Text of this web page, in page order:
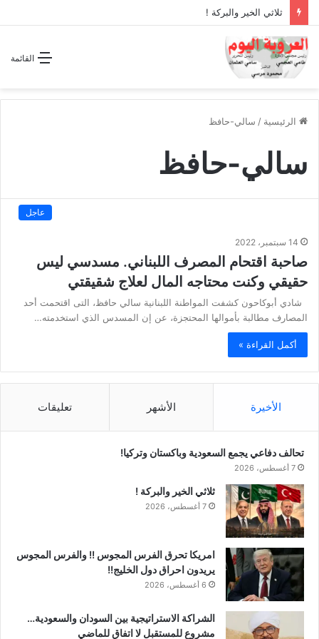
ثلاثي الخير والبركة !
القائمة
الرئيسية / سالي-حافظ
سالي-حافظ
عاجل
14 سبتمبر، 2022
صاحبة اقتحام المصرف اللبناني. مسدسي ليس
حقيقي وكنت محتاجه المال لعلاج شقيقتي
شادي أبوكاحون كشفت المواطنة اللبنانية سالي حافظ، التى اقتحمت أحد
المصارف مطالبة بأموالها المحتجزة، عن إن المسدس الذي استخدمته…
أكمل القراءة »
الأخيرة الأشهر تعليقات
تحالف دفاعي يجمع السعودية وباكستان وتركيا!
7 أغسطس، 2026
ثلاثي الخير والبركة !
7 أغسطس، 2026
امريكا تحرق الفرس المجوس !! والفرس المجوس
يريدون احراق دول الخليج!!
6 أغسطس، 2026
الشراكة الاستراتيجية بين السودان والسعودية…
مشروع للمستقبل لا اتفاق للماضي